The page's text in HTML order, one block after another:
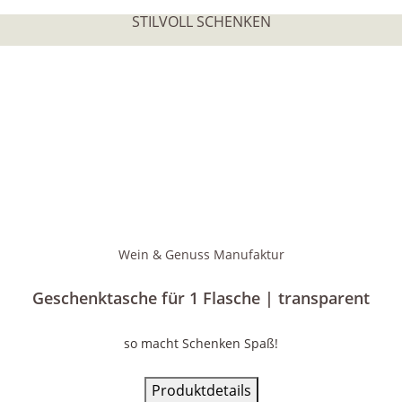
STILVOLL SCHENKEN
Wein & Genuss Manufaktur
Geschenktasche für 1 Flasche | transparent
so macht Schenken Spaß!
Produktdetails